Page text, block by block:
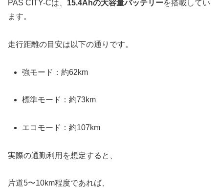
PAS CITY-Cは、 15.4Ahの大容量バッテリーを搭載してい
ます。
走行距離の目安は以下の通りです。
強モード：約62km
標準モード：約73km
エコモード：約107km
実際の通勤利用を想定すると、
片道5〜10km程度であれば、